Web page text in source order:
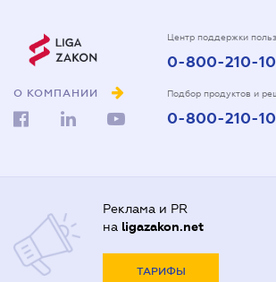
О КОМПАНИИ
Центр поддержки
0-800-210-
Подбор продуктов и
0-800-210-
Реклама и PR
на ligazakon.net
ТАРИФЫ